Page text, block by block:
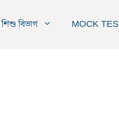
শিশু বিভাগ MOCK